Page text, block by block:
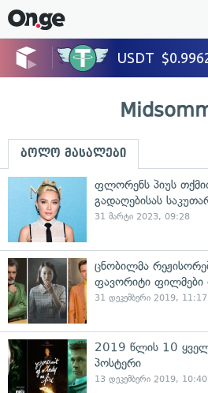
ბოლო მასალები
ფლორენს პიუს
გადაღებისას
31 მარტი 2023, 09:28
ცნობილმა
ფავორიტი ფილმები
31 დეკემბერი 2019, 11:17
2019 წლის 10
პოსტერი
13 დეკემბერი 2019, 10:40